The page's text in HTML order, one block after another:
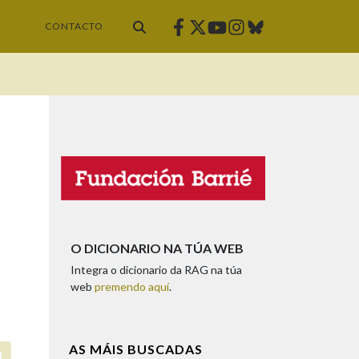
CONTACTO Facebook
Twitter
Youtube
Instagram
Bluesky
O DICIONARIO NA TÚA WEB
Integra o dicionario da RAG na túa
web premendo aquí.
AS MÁIS BUSCADAS